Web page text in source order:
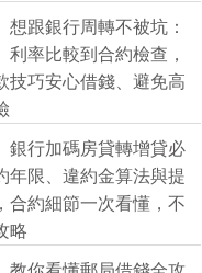
想跟銀行周轉不被坑：
利率比較到合約檢查，
技巧安心借錢、避免高
銀行加碼房貸轉增貸必
年限、違約金算法與提
合約細節一次看懂，不
略